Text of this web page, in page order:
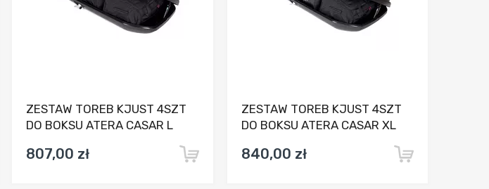
ZESTAW TOREB KJUST 4SZT
DO BOKSU ATERA CASAR L
807,00 zł
ZESTAW TOREB KJUST 4SZT
DO BOKSU ATERA CASAR XL
840,00 zł